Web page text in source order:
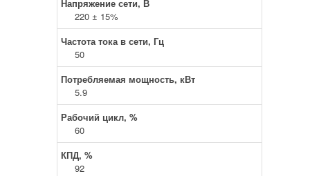
Напряжение сети, В
220 ± 15%
Частота тока в сети, Гц
50
Потребляемая мощность, кВт
5.9
Рабочий цикл, %
60
КПД, %
92